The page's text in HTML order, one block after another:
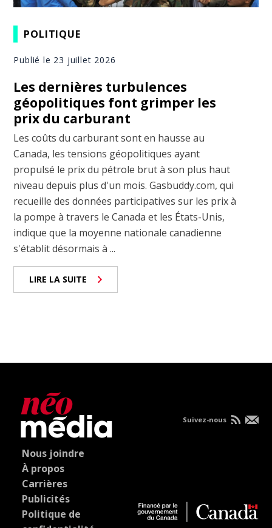
POLITIQUE
Publié le 23 juillet 2026
Les dernières turbulences
géopolitiques font grimper les
prix du carburant
Les coûts du carburant sont en hausse au
Canada, les tensions géopolitiques ayant
propulsé le prix du pétrole brut à son plus haut
niveau depuis plus d'un mois. Gasbuddy.com, qui
recueille des données participatives sur les prix à
la pompe à travers le Canada et les États-Unis,
indique que la moyenne nationale canadienne
s'établit désormais à ...
LIRE LA SUITE
Nous joindre
À propos
Carrières
Publicités
Politique de
Suivez-nous